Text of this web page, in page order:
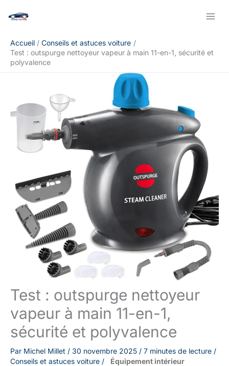
Accueil
Conseils et astuces voiture
Test : outspurge nettoyeur vapeur à main 11-en-1, sécurité et
polyvalence
Test : outspurge nettoyeur
vapeur à main 11-en-1,
sécurité et polyvalence
Par Michel Millet / 30 novembre 2025 / 7 minutes de lecture /
Conseils et astuces voiture /
Équipement intérieur